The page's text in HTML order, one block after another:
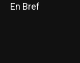
En Bref